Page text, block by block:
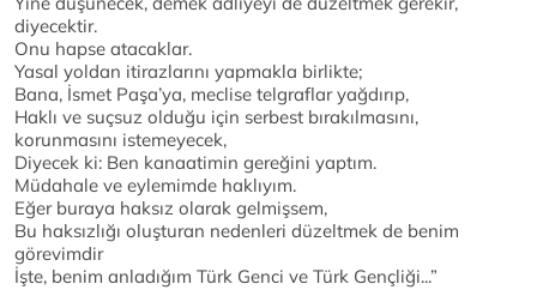
diyecektir.
Onu hapse atacaklar.
Yasal yoldan itirazlarını yapmakla birlikte;
Bana, İsmet Paşa’ya, meclise telgraflar yağdırıp,
Haklı ve suçsuz olduğu için serbest bırakılmasını,
korunmasını istemeyecek,
Diyecek ki: Ben kanaatimin gereğini yaptım.
Müdahale ve eylemimde haklıyım.
Eğer buraya haksız olarak gelmişsem,
Bu haksızlığı oluşturan nedenleri düzeltmek de benim
görevimdir
İşte, benim anladığım Türk Genci ve Türk Gençliği...”